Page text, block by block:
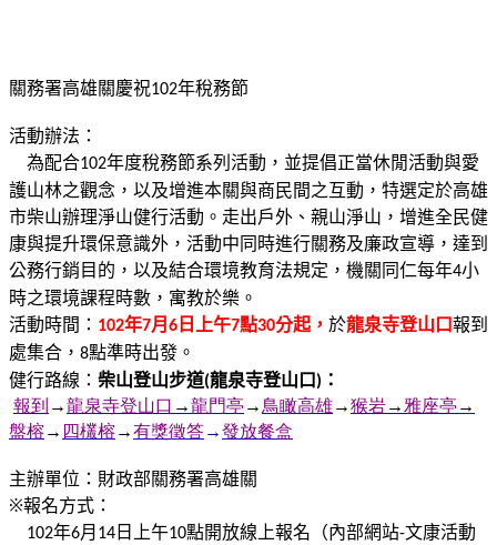
關務署高雄關慶祝102年稅務節
活動辦法：
為配合102年度稅務節系列活動，並提倡正當休閒活動與愛
護山林之觀念，以及增進本關與商民間之互動，特選定於高雄
市柴山辦理淨山健行活動。走出戶外、親山淨山，增進全民健
康與提升環保意識外，活動中同時進行關務及廉政宣導，達到
公務行銷目的，以及結合環境教育法規定，機關同仁每年4小
時之環境課程時數，寓教於樂。
活動時間： 102年7月6日上午7點30分起， 於龍泉寺登山口報到
處集合， 8點準時出發。
健行路線： 柴山登山步道(龍泉寺登山口 ) ：
報到→龍泉寺登山口 →龍門亭→鳥瞰高雄→猴岩→雅座亭→
盤榕→ 四欉榕→有獎徵答→發放餐盒
主辦單位：財政部關務署高雄關
※報名方式：
102年6月14日上午10點開放線上報名（內部網站-文康活動